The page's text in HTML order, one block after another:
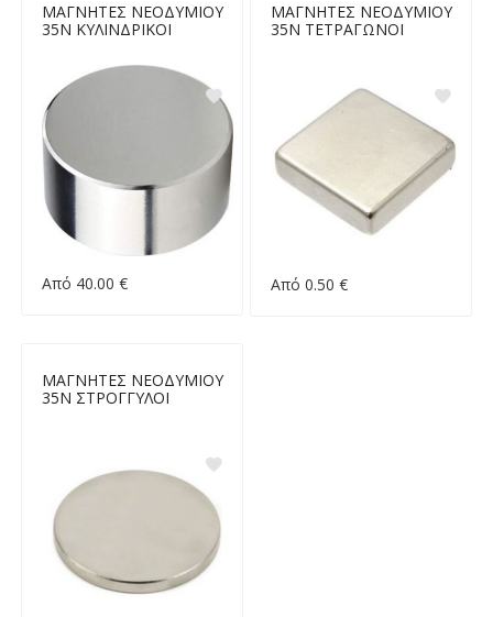
ΜΑΓΝΗΤΕΣ ΝΕΟΔΥΜΙΟΥ
35Ν ΚΥΛΙΝΔΡΙΚΟΙ
Από 40.00 €
ΜΑΓΝΗΤΕΣ ΝΕΟΔΥΜΙΟΥ
35Ν ΤΕΤΡΑΓΩΝΟΙ
Από 0.50 €
ΜΑΓΝΗΤΕΣ ΝΕΟΔΥΜΙΟΥ
35Ν ΣΤΡΟΓΓΥΛΟΙ